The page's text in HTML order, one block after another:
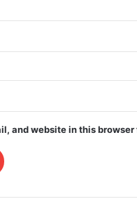
and website in this